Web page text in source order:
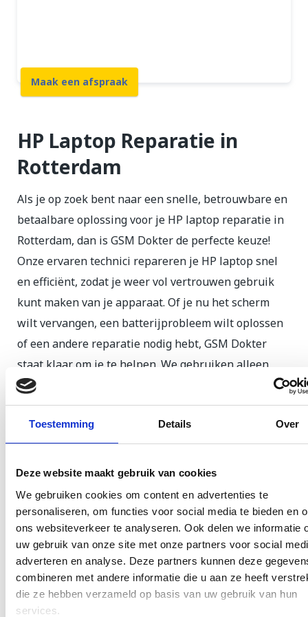
Toestemming Details Over
Deze website maakt gebruik van cookies
We gebruiken cookies om content en advertenties te
personaliseren, om functies voor social media te bieden en
ons websiteverkeer te analyseren. Ook delen we informatie
uw gebruik van onze site met onze partners voor social
adverteren en analyse. Deze partners kunnen deze
combineren met andere informatie die u aan ze heeft
die ze hebben verzameld op basis van uw gebruik van hun
services.
Maak een afspraak
HP Laptop Reparatie in
Rotterdam
Als je op zoek bent naar een snelle, betrouwbare en
betaalbare oplossing voor je HP laptop reparatie in
Rotterdam, dan is GSM Dokter de perfecte keuze!
Onze ervaren technici repareren je HP laptop snel
en efficiënt, zodat je weer vol vertrouwen gebruik
kunt maken van je apparaat. Of je nu het scherm
wilt vervangen, een batterijprobleem wilt oplossen
of een andere reparatie nodig hebt, GSM Dokter
staat klaar om je te helpen. We gebruiken alleen
originele HP onderdelen, zodat je je geen zorgen
hoeft te maken over toekomstige problemen.
Bovendien bieden we 12 maanden garantie op alle
reparaties.
Waarom GSM Dokter?
Deskundige reparateurs:Onze technici zijn
gespecialiseerd in het repareren van HP
laptops en hebben de kennis en ervaring om je
apparaat snel weer in topconditie te krijgen.
Snelle service:In de meeste gevallen kunnen